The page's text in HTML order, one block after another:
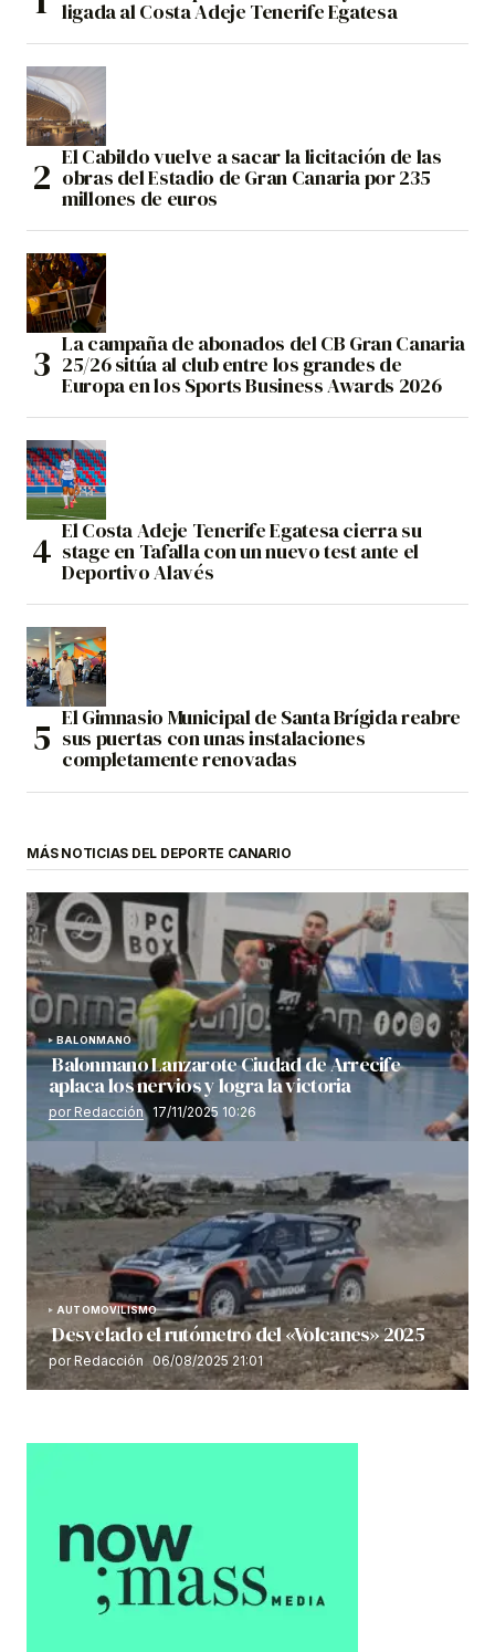
ligada al Costa Adeje Tenerife Egatesa
El Cabildo vuelve a sacar la licitación de las
obras del Estadio de Gran Canaria por 235
millones de euros
La campaña de abonados del CB Gran Canaria
25/26 sitúa al club entre los grandes de
Europa en los Sports Business Awards 2026
El Costa Adeje Tenerife Egatesa cierra su
stage en Tafalla con un nuevo test ante el
Deportivo Alavés
El Gimnasio Municipal de Santa Brígida reabre
sus puertas con unas instalaciones
completamente renovadas
MÁS NOTICIAS DEL DEPORTE CANARIO
BALONMANO
Balonmano Lanzarote Ciudad de Arrecife
aplaca los nervios y logra la victoria
por Redacción 17/11/2025 10:26
AUTOMOVILISMO
Desvelado el rutómetro del «Volcanes» 2025
por Redacción 06/08/2025 21:01